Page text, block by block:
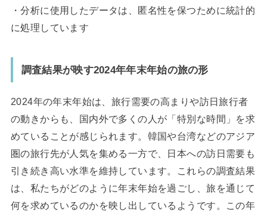
・分析に使用したデータは、匿名性を保つために統計的
に処理しています
調査結果が映す2024年年末年始の旅の形
2024年の年末年始は、旅行需要の高まりや訪日旅行者
の動きからも、国内外で多くの人が「特別な時間」を求
めていることが感じられます。韓国や台湾などのアジア
圏の旅行先が人気を集める一方で、日本への訪日需要も
引き続き高い水準を維持しています。これらの調査結果
は、私たちがどのように年末年始を過ごし、旅を通じて
何を求めているのかを映し出しているようです。この年